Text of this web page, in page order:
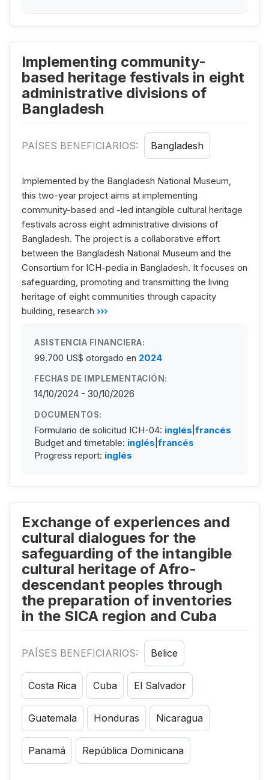
Implementing community-
based heritage festivals in eight
administrative divisions of
Bangladesh
PAÍSES BENEFICIARIOS: Bangladesh
Implemented by the Bangladesh National Museum,
this two-year project aims at implementing
community-based and -led intangible cultural heritage
festivals across eight administrative divisions of
Bangladesh. The project is a collaborative effort
between the Bangladesh National Museum and the
Consortium for ICH-pedia in Bangladesh. It focuses on
safeguarding, promoting and transmitting the living
heritage of eight communities through capacity
building, research ›››
ASISTENCIA FINANCIERA:
99.700 US$ otorgado en 2024
FECHAS DE IMPLEMENTACIÓN:
14/10/2024 - 30/10/2026
DOCUMENTOS:
Formulario de solicitud ICH-04: inglés francés
Budget and timetable: inglés francés
Progress report: inglés
Exchange of experiences and
cultural dialogues for the
safeguarding of the intangible
cultural heritage of Afro-
descendant peoples through
the preparation of inventories
in the SICA region and Cuba
PAÍSES BENEFICIARIOS: Belice
Costa Rica Cuba El Salvador
Guatemala Honduras Nicaragua
Panamá República Dominicana